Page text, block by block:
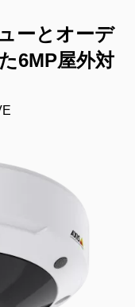
ーとオーデ
6MP屋外対